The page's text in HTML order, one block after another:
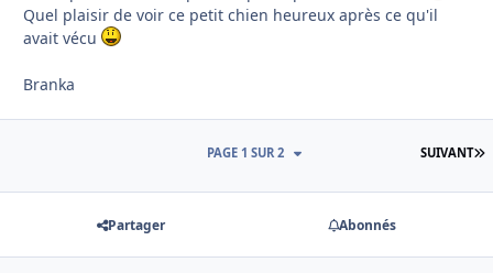
Quel plaisir de voir ce petit chien heureux après ce qu'il
avait vécu
Branka
SUIVANT
PAGE 1 SUR 2
Partager Abonnés